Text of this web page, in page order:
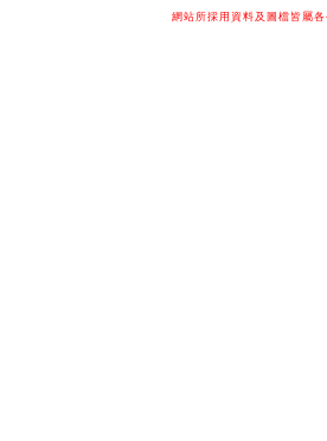
網站所採用資料及圖檔皆屬